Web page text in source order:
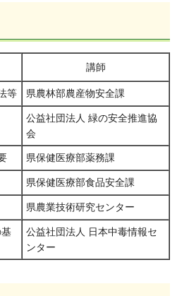
講師
等 県農林部農産物安全課
公益社団法人 緑の安全推進協
会
県保健医療部薬務課
県保健医療部食品安全課
県農業技術研究センター
基
公益社団法人 日本中毒情報セ
ンター